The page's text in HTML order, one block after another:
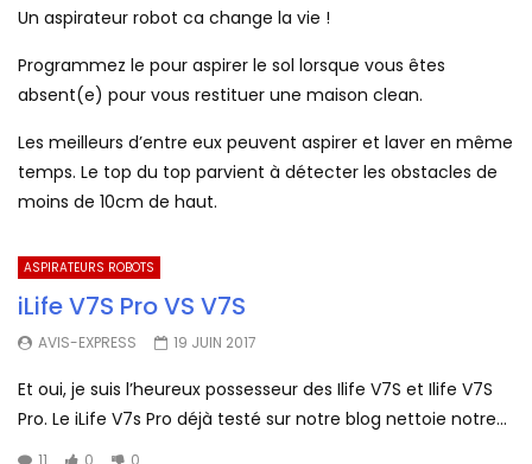
Un aspirateur robot ca change la vie !
Programmez le pour aspirer le sol lorsque vous êtes
absent(e) pour vous restituer une maison clean.
Les meilleurs d’entre eux peuvent aspirer et laver en même
temps. Le top du top parvient à détecter les obstacles de
moins de 10cm de haut.
ASPIRATEURS ROBOTS
iLife V7S Pro VS V7S
AVIS-EXPRESS 19 JUIN 2017
Et oui, je suis l’heureux possesseur des Ilife V7S et Ilife V7S
Pro. Le iLife V7s Pro déjà testé sur notre blog nettoie notre...
11 0 0